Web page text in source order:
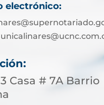
electrónico:
Casa # 7A Barrio